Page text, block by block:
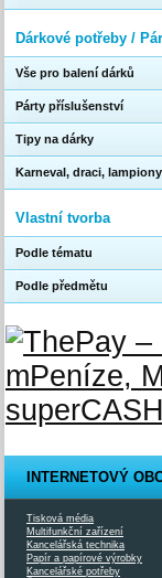
Dárkové potřeby /
Vše pro balení dárků
Párty příslušenství
Tipy na dárky
Karneval, draci, lampiony
Vlastní tvorba
Podle tématu
Podle předmětu
INTERNETOVÝ
Tisková média
Multifunkční zařízení
Kancelářská technika
Papír a papírové výrobky
Kancelářské potřeby